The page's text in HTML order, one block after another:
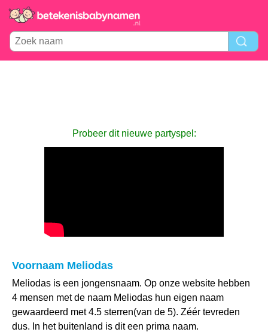
Probeer dit nieuwe partyspel:
Voornaam Meliodas
Meliodas is een jongensnaam. Op onze website hebben
4 mensen met de naam Meliodas hun eigen naam
gewaardeerd met 4.5 sterren(van de 5). Zéér tevreden
dus. In het buitenland is dit een prima naam.